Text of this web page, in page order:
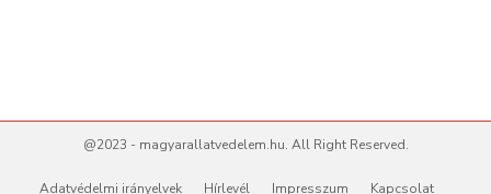
@2023 - magyarallatvedelem.hu. All Right Reserved.
Adatvédelmi irányelvek Hírlevél Impresszum Kapcsolat